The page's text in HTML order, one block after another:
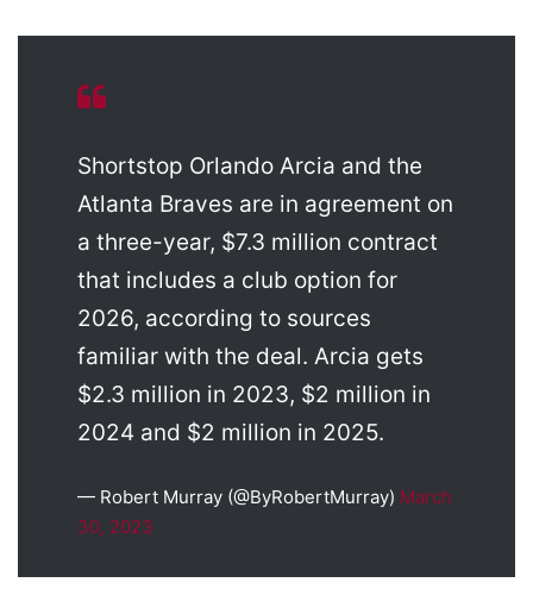
Shortstop Orlando Arcia and the
Atlanta Braves are in agreement on
a three-year, $7.3 million contract
that includes a club option for
2026, according to sources
familiar with the deal. Arcia gets
$2.3 million in 2023, $2 million in
2024 and $2 million in 2025.
— Robert Murray (@ByRobertMurray) March
30, 2023